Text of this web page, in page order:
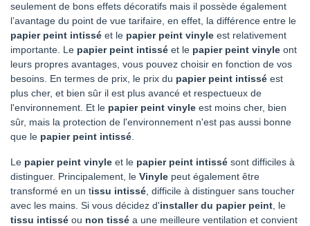
seulement de bons effets décoratifs mais il possède également
l’avantage du point de vue tarifaire, en effet, la différence entre le
papier peint intissé et le papier peint vinyle est relativement
importante. Le papier peint intissé et le papier peint vinyle ont
leurs propres avantages, vous pouvez choisir en fonction de vos
besoins. En termes de prix, le prix du papier peint intissé est
plus cher, et bien sûr il est plus avancé et respectueux de
l'environnement. Et le papier peint vinyle est moins cher, bien
sûr, mais la protection de l'environnement n'est pas aussi bonne
que le papier peint intissé.
Le papier peint vinyle et le papier peint intissé sont difficiles à
distinguer. Principalement, le Vinyle peut également être
transformé en un tissu intissé, difficile à distinguer sans toucher
avec les mains. Si vous décidez d'installer du papier peint, le
tissu intissé ou non tissé a une meilleure ventilation et convient